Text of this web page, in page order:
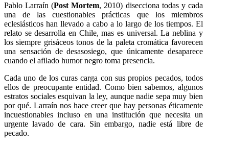
Pablo Larraín (Post Mortem, 2010) disecciona todas y cada
una de las cuestionables prácticas que los miembros
eclesiásticos han llevado a cabo a lo largo de los tiempos. El
relato se desarrolla en Chile, mas es universal. La neblina y
los siempre grisáceos tonos de la paleta cromática favorecen
una sensación de desasosiego, que únicamente desaparece
cuando el afilado humor negro toma presencia.
Cada uno de los curas carga con sus propios pecados, todos
ellos de preocupante entidad. Como bien sabemos, algunos
estratos sociales esquivan la ley, aunque nadie sepa muy bien
por qué. Larraín nos hace creer que hay personas éticamente
incuestionables incluso en una institución que necesita un
urgente lavado de cara. Sin embargo, nadie está libre de
pecado.